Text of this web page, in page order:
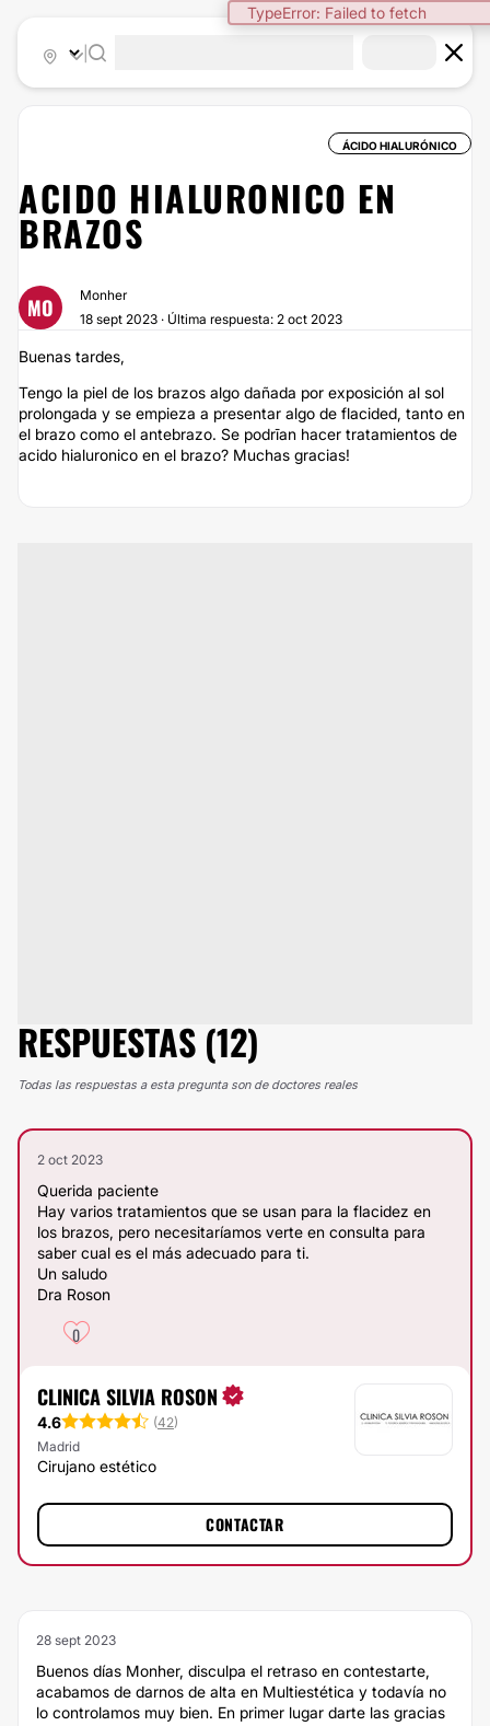
TypeError: Failed to fetch
ÁCIDO HIALURÓNICO
ACIDO HIALURONICO EN
BRAZOS
MO
Monher
18 sept 2023 · Última respuesta: 2 oct 2023
Buenas tardes,
Tengo la piel de los brazos algo dañada por exposición al sol
prolongada y se empieza a presentar algo de flacided, tanto en
el brazo como el antebrazo. Se podrīan hacer tratamientos de
acido hialuronico en el brazo? Muchas gracias!
RESPUESTAS (12)
Todas las respuestas a esta pregunta son de doctores reales
2 oct 2023
Querida paciente
Hay varios tratamientos que se usan para la flacidez en
los brazos, pero necesitaríamos verte en consulta para
saber cual es el más adecuado para ti.
Un saludo
Dra Roson
0
CLINICA SILVIA ROSON
4.6 (42)
Madrid
Cirujano estético
CONTACTAR
28 sept 2023
Buenos días Monher, disculpa el retraso en contestarte,
acabamos de darnos de alta en Multiestética y todavía no
lo controlamos muy bien. En primer lugar darte las gracias